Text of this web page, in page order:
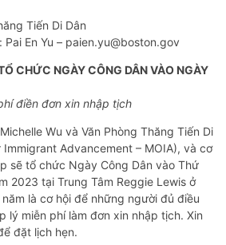
Tiến Di Dân
En Yu – paien.yu@boston.gov
CHỨC NGÀY CÔNG DÂN VÀO NGÀY
điền đơn xin nhập tịch
Wu và Văn Phòng Thăng Tiến Di
Immigrant Advancement – MOIA), và cơ
sẽ tổ chức Ngày Công Dân vào Thứ
2023 tại Trung Tâm Reggie Lewis ở
là cơ hội để những người đủ điều
lý miễn phí làm đơn xin nhập tịch. Xin
đặt lịch hẹn.